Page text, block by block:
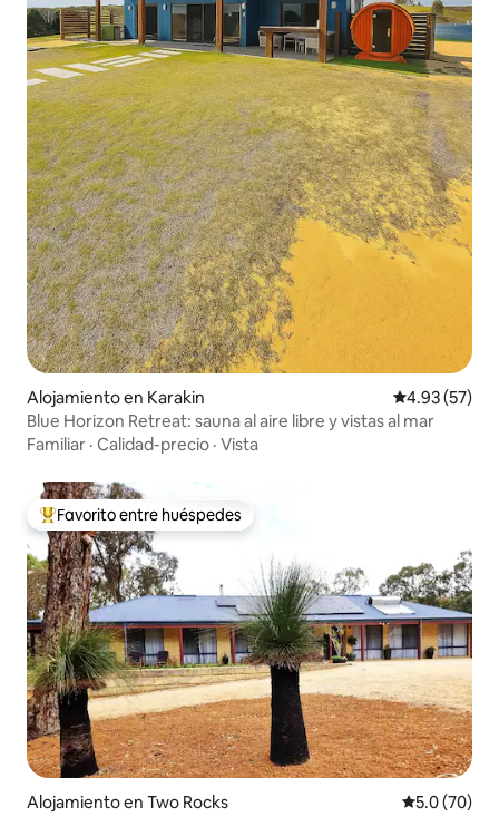
Alojamiento en Karakin Calificación
4.93 (57)
Blue Horizon Retreat: sauna al aire libre y vistas al mar
Familiar · Calidad-precio · Vista
Favorito entre huéspedes preferido
Favorito entre huéspedes
Alojamiento en Two Rocks Calificación
5.0 (70)